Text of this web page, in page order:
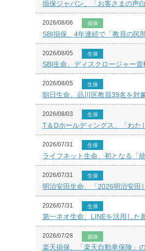
損保ジャパン、「お客さまの声
2026/08/06 損保
SBI損保、4年連続で「教員の民
2026/08/05 生保
SBI生命、ディスクロージャー
2026/08/05 生保
朝日生命、品川区教員39名を対
2026/08/03 生保
T＆Dホールディングス、「わた
2026/07/31 生保
ライフネット生命、初となる「
2026/07/31 生保
明治安田生命、「2026明治安田
2026/07/31 生保
第一ネオ生命、LINEを活用した
2026/07/28 損保
楽天損保、「楽天自動車保険」